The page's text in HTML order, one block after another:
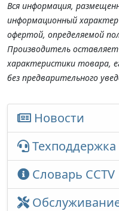
Вся информация,
информационный
офертой, определяемой
Производитель
характеристики товара,
без предварительного
Новости
Техподдержка
Словарь CCTV